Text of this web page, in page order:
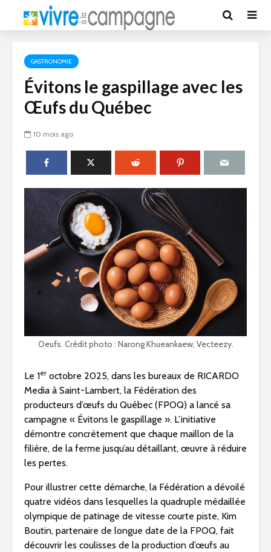
GASTRONOMIE
Évitons le gaspillage avec les
Œufs du Québec
10 mois ago
Oeufs. Crédit photo : Narong Khueankaew, Vecteezy.
Le 1er octobre 2025, dans les bureaux de RICARDO
Media à Saint-Lambert, la Fédération des
producteurs d’œufs du Québec (FPOQ) a lancé sa
campagne « Évitons le gaspillage ». L’initiative
démontre concrètement que chaque maillon de la
filière, de la ferme jusqu’au détaillant, œuvre à réduire
les pertes.
Pour illustrer cette démarche, la Fédération a dévoilé
quatre vidéos dans lesquelles la quadruple médaillée
olympique de patinage de vitesse courte piste, Kim
Boutin, partenaire de longue date de la FPOQ, fait
découvrir les coulisses de la production d’œufs au